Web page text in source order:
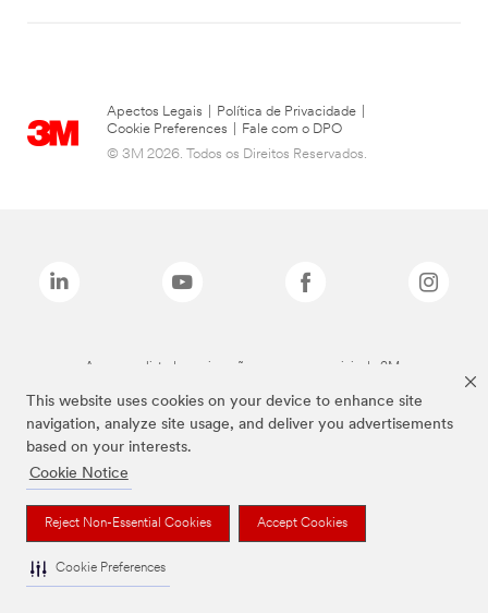
This website uses cookies on your device to enhance site
navigation, analyze site usage, and deliver you advertisements
based on your interests.
Cookie Notice
Reject Non-Essential Cookies Accept Cookies
Cookie Preferences
Apectos Legais Política de Privacidade
Cookie Preferences
Fale com o DPO
© 3M 2026. Todos os Direitos Reservados.
As marcas listadas a cima são marcas comerciais da 3M.